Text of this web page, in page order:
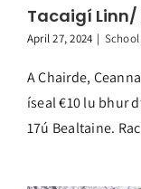
Tacaigí Linn/
April 27, 2024 | School
A Chairde,
íseal €10 lu bhur
17ú Bealtaine.